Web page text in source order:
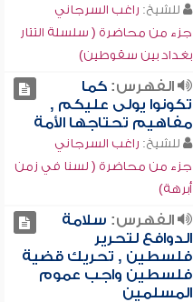
للشيخ: راغب السرجاني
جزء من محاضرة ( سلسلة التتار
بغداد بين سقوطين)
الفهرس:كما
تكونوا يولى عليكم ,
مفاهيم تحتاجها الأمة
للشيخ: راغب السرجاني
جزء من محاضرة ( لسنا في زمن
أبرهة)
الفهرس: سلامة
الدوافع لتحرير
فلسطين , تحريك قضية
فلسطين واجب عموم
المسلمين